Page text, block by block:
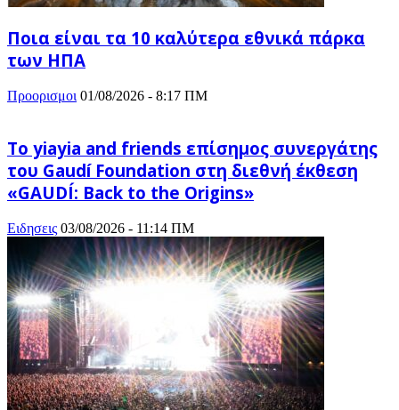
Ποια είναι τα 10 καλύτερα εθνικά πάρκα
των ΗΠΑ
Προορισμοι 01/08/2026 - 8:17 ΠΜ
Το yiayia and friends επίσημος συνεργάτης
του Gaudí Foundation στη διεθνή έκθεση
«GAUDÍ: Back to the Origins»
Ειδησεις 03/08/2026 - 11:14 ΠΜ